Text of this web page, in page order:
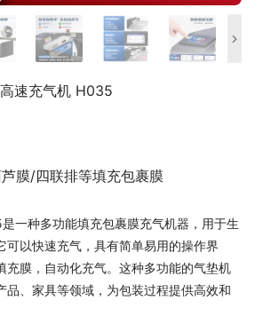
速充气机 H035
膜/四联排等填充包裹膜
一种多功能填充包裹膜充气机器，用于生
可以快速充气，具有简单易用的操作界
充膜，自动化充气。这种多功能的气垫机
品、家具等领域，为包装过程提供高效和